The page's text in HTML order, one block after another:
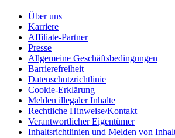
Über uns
Karriere
Affiliate-Partner
Presse
Allgemeine Geschäftsbedingungen
Barrierefreiheit
Datenschutzrichtlinie
Cookie-Erklärung
Melden illegaler Inhalte
Rechtliche Hinweise/Kontakt
Verantwortlicher Eigentümer
Inhaltsrichtlinien und Melden von